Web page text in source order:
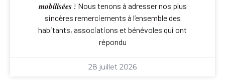
𝒎𝒐𝒃𝒊𝒍𝒊𝒔𝒆́𝒆𝒔 ! Nous tenons à adresser nos plus
sincères remerciements à l’ensemble des
habitants, associations et bénévoles qui ont
répondu
28 juillet 2026